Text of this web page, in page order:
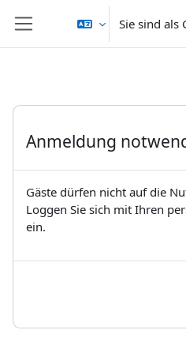
Website-Übersicht
Sie sind als
Anmeldung
Gäste dürfen nicht auf die
Loggen Sie sich mit Ihren
ein.